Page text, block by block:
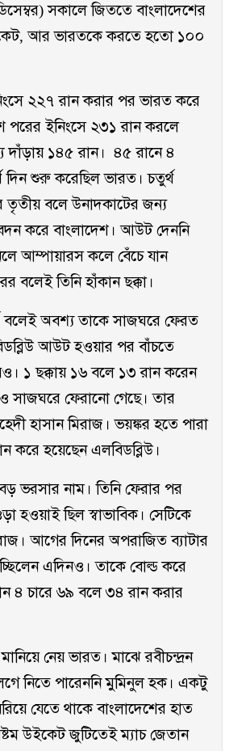
সকালে জিততে বাংলাদেশের
আর ভারতকে করতে হতো ১০০
২২৭ রান করার পর ভারত করে
পরের ইনিংসে ২৩১ রান করলে
দাঁড়ায় ১৪৫ রান। ৪৫ রানে ৪
দিন শুরু করেছিল ভারত। চতুর্থ
তৃতীয় বলে উনাদকাটের জন্য
করে বাংলাদেশ। আউট দেননি
আম্পায়ারস কলে বেঁচে যান
বলেই তিনি হাঁকান ছক্কা।
বলেই অবশ্য তাকে সাজঘরে ফেরত
আউট হওয়ার পর বাঁচতে
১ ছক্কায় ১৬ বলে ১৩ রান করেন
সাজঘরে ফেরানো গেছে। তার
হাসান মিরাজ। ভয়ঙ্কর হতে পারা
করে হয়েছেন এলবিডব্লিউ।
ভরসার নাম। তিনি ফেরার পর
হওয়াই ছিল স্বাভাবিক। সেটিকে
আগের দিনের অপরাজিত ব্যাটার
এদিনও। তাকে বোল্ড করে
৪ চারে ৬৯ বলে ৩৪ রান করার
নেয় ভারত। মাঝে রবীচন্দ্রন
নিতে পারেননি মুমিনুল হক। একটু
যেতে থাকে বাংলাদেশের হাত
উইকেট জুটিতেই ম্যাচ জেতান